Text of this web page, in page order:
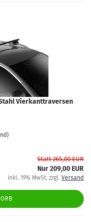
Vierkanttraversen
Statt 265,00 EUR
Nur 209,00 EUR
inkl. 19% MwSt. zzgl. Versand